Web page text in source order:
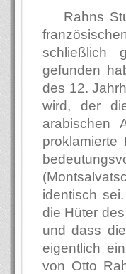
Rahns
schließlich
gefunden
des 12.
wird, der
arabischen
identisch
die Hüter
und dass
eigentlich
von Otto